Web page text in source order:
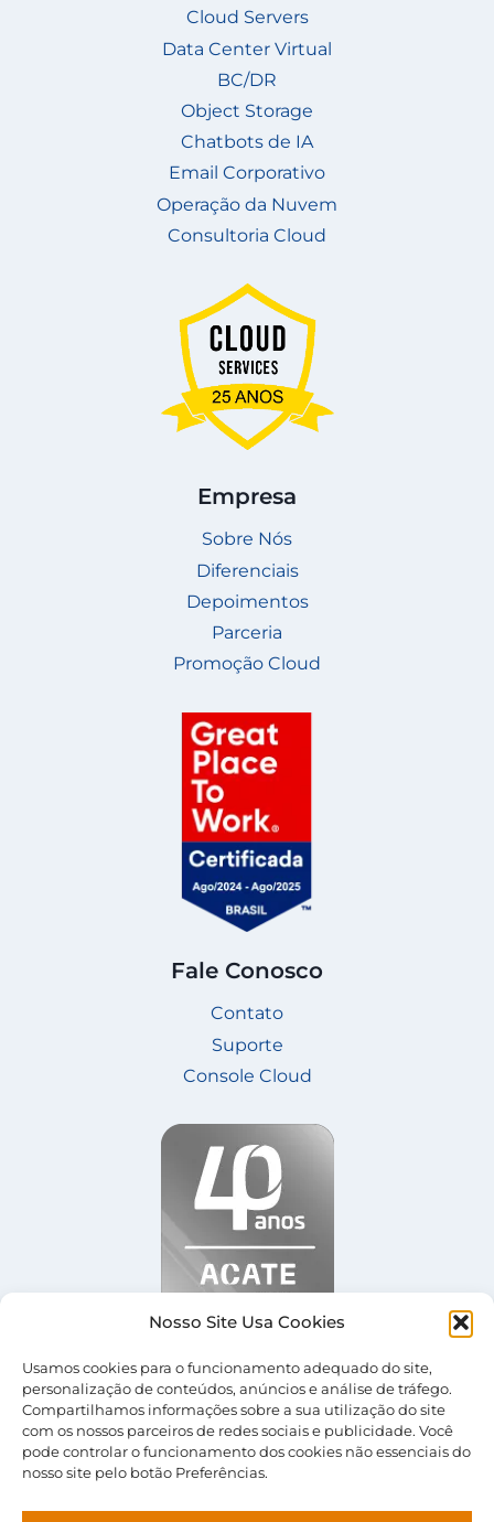
Nosso Site Usa Cookies
Usamos cookies para o funcionamento adequado do site,
personalização de conteúdos, anúncios e análise de tráfego.
Compartilhamos informações sobre a sua utilização do site
com os nossos parceiros de redes sociais e publicidade. Você
pode controlar o funcionamento dos cookies não essenciais do
nosso site pelo botão Preferências.
Cloud Servers
Data Center Virtual
BC/DR
Object Storage
Chatbots de IA
Email Corporativo
Operação da Nuvem
Consultoria Cloud
Empresa
Sobre Nós
Diferenciais
Depoimentos
Parceria
Promoção Cloud
Fale Conosco
Contato
Suporte
Console Cloud
© 2026 Central Server |Termos de Uso |Política
de Privacidade